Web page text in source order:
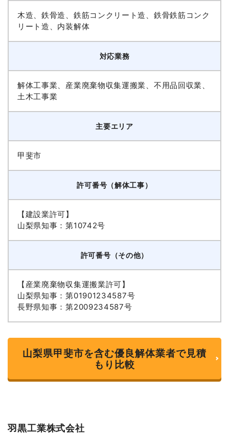
木造、鉄骨造、鉄筋コンクリート造、鉄骨鉄筋コンク
リート造、内装解体
対応業務
解体工事業、産業廃棄物収集運搬業、不用品回収業、
土木工事業
主要エリア
甲斐市
許可番号（解体工事）
【建設業許可】
山梨県知事：第10742号
許可番号（その他）
【産業廃棄物収集運搬業許可】
山梨県知事：第01901234587号
長野県知事：第2009234587号
山梨県甲斐市を含む優良解体業者で見積
もり比較
羽黒工業株式会社